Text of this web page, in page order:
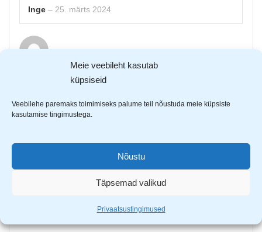
Meie veebileht kasutab
küpsiseid
Veebilehe paremaks toimimiseks palume teil nõustuda meie küpsiste
kasutamise tingimustega.
Nõustu
Täpsemad valikud
Privaatsustingimused
Inge – 25. märts 2024
head kerged õrnalt soojad. päris talveks jäävad
Sinu e-postiaadressi ei avaldata. Nõutavad väljad on